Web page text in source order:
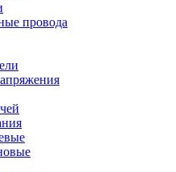
провода